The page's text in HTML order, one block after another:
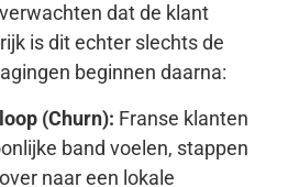
dat de klant
is dit echter slechts de
beginnen daarna:
(Churn): Franse klanten
band voelen, stappen
naar een lokale